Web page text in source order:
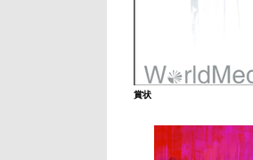
賞状